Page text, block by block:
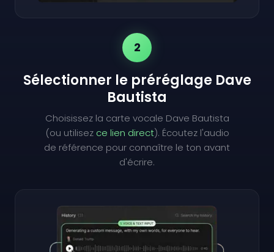
2
Sélectionner le préréglage Dave
Bautista
Choisissez la carte vocale Dave Bautista
(ou utilisez ce lien direct). Écoutez l'audio
de référence pour connaître le ton avant
d'écrire.